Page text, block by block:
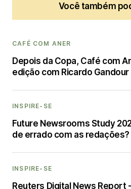
Você também
CAFÉ COM ANER
Depois da Copa, Café com
edição com Ricardo Gandour
INSPIRE-SE
Future Newsrooms Study
de errado com as redações?
INSPIRE-SE
Reuters Digital News Report